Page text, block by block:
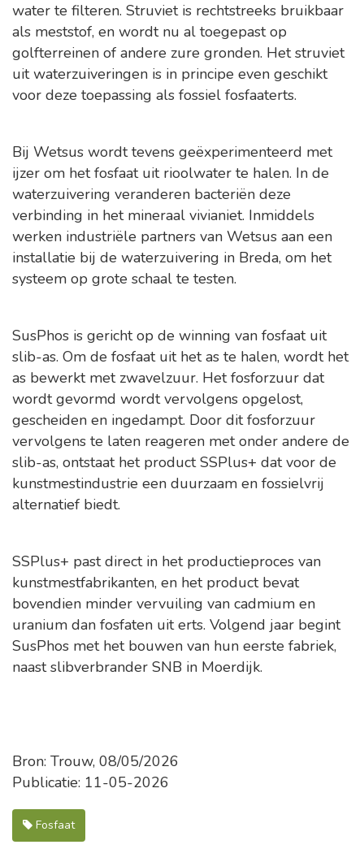
water te filteren. Struviet is rechtstreeks bruikbaar
als meststof, en wordt nu al toegepast op
golfterreinen of andere zure gronden. Het struviet
uit waterzuiveringen is in principe even geschikt
voor deze toepassing als fossiel fosfaaterts.
Bij Wetsus wordt tevens geëxperimenteerd met
ijzer om het fosfaat uit rioolwater te halen. In de
waterzuivering veranderen bacteriën deze
verbinding in het mineraal vivianiet. Inmiddels
werken industriële partners van Wetsus aan een
installatie bij de waterzuivering in Breda, om het
systeem op grote schaal te testen.
SusPhos is gericht op de winning van fosfaat uit
slib-as. Om de fosfaat uit het as te halen, wordt het
as bewerkt met zwavelzuur. Het fosforzuur dat
wordt gevormd wordt vervolgens opgelost,
gescheiden en ingedampt. Door dit fosforzuur
vervolgens te laten reageren met onder andere de
slib-as, ontstaat het product SSPlus+ dat voor de
kunstmestindustrie een duurzaam en fossielvrij
alternatief biedt.
SSPlus+ past direct in het productieproces van
kunstmestfabrikanten, en het product bevat
bovendien minder vervuiling van cadmium en
uranium dan fosfaten uit erts. Volgend jaar begint
SusPhos met het bouwen van hun eerste fabriek,
naast slibverbrander SNB in Moerdijk.
Bron: Trouw, 08/05/2026
Publicatie: 11-05-2026
Fosfaat